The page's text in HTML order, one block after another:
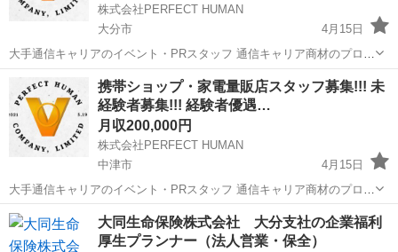
株式会社PERFECT HUMAN
大分市
4月15日
大手通信キャリアのイベント・PRスタッフ 通信キャリア商材のプロモ
ーションを両立できる“マーケター”を募集します!!! 全国のショッピン
グモールや家電量販店、イベント会場にて、販売ブースの設営・接
客・プロモーション...
大分 大分市 営業 未経験
携帯ショップ・家電量販店スタッフ募集!!! 未
経験者募集!!! 経験者優遇…
月収200,000円
株式会社PERFECT HUMAN
中津市
4月15日
大手通信キャリアのイベント・PRスタッフ 通信キャリア商材のプロモ
ーションを両立できる“マーケター”を募集します!! 全国のショッピング
モールや家電量販店、イベント会場にて、販売ブースの設営・接客・
プロモーションを...
大分 販売 未経験
大同生命保険株式会社 大分支社の企業福利
厚生プランナー（法人営業・保全）